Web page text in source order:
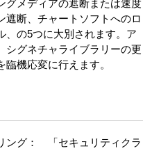
グメディアの遮断または速度
遮断、チャートソフトへのロ
、の5つに大別されます。ア
シグネチャライブラリーの更
機応変に行えます。
ング： 「セキュリティクラ